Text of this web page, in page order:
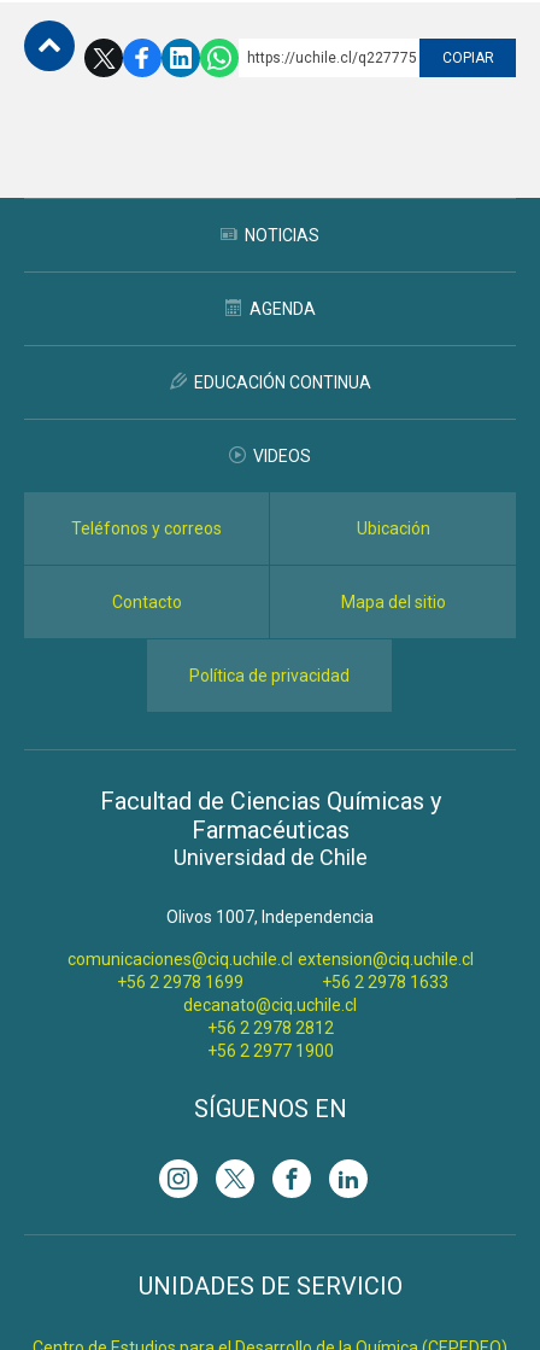
https://uchile.cl/q227775 COPIAR
NOTICIAS
AGENDA
EDUCACIÓN CONTINUA
VIDEOS
Teléfonos y correos Ubicación
Contacto Mapa del sitio
Política de privacidad
Facultad de Ciencias Químicas y
Farmacéuticas
Universidad de Chile
Olivos 1007, Independencia
comunicaciones@ciq.uchile.cl
+56 2 2978 1699
extension@ciq.uchile.cl
+56 2 2978 1633
decanato@ciq.uchile.cl
+56 2 2978 2812
+56 2 2977 1900
SÍGUENOS EN
UNIDADES DE SERVICIO